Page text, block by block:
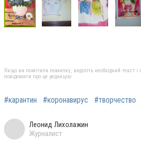
Якщо ви помітили помилку, виділіть необхідний текст і
повідомити про це редакцію
#карантин #коронавирус #творчество
Леонид Лихолажин
Журналист